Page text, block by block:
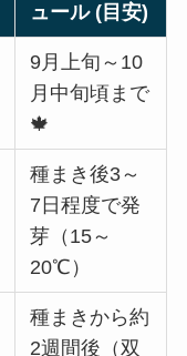
ュール (目安)
9月上旬～10
月中旬頃まで
🍁
種まき後3～
7日程度で発
芽（15～
20℃）
種まきから約
2週間後（双